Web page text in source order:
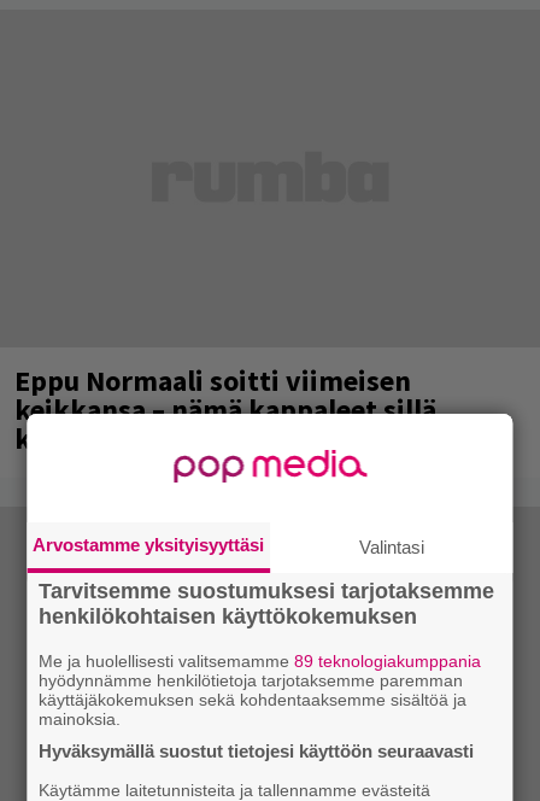
Eppu Normaali soitti viimeisen
keikkansa – nämä kappaleet sillä
kuultiin
Arvostamme yksityisyyttäsi Valintasi
Tarvitsemme suostumuksesi tarjotaksemme
henkilökohtaisen käyttökokemuksen
Me ja huolellisesti valitsemamme89 teknologiakumppania
hyödynnämme henkilötietoja tarjotaksemme paremman
käyttäjäkokemuksen sekä kohdentaaksemme sisältöä ja
mainoksia.
Hyväksymällä suostut tietojesi käyttöön seuraavasti
Käytämme laitetunnisteita ja tallennamme evästeitä